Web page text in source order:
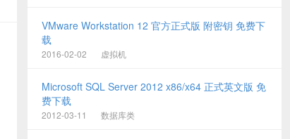
VMware Workstation 12 官方正式版 附密钥 免费下
载
2016-02-02 虚拟机
Microsoft SQL Server 2012 x86/x64 正式英文版 免
费下载
2012-03-11 数据库类